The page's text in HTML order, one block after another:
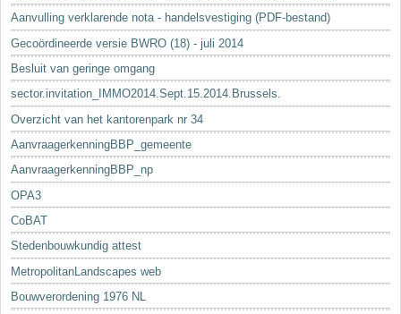
Aanvulling verklarende nota - handelsvestiging (PDF-bestand)
Gecoördineerde versie BWRO (18) - juli 2014
Besluit van geringe omgang
sector.invitation_IMMO2014.Sept.15.2014.Brussels.
Overzicht van het kantorenpark nr 34
AanvraagerkenningBBP_gemeente
AanvraagerkenningBBP_np
OPA3
CoBAT
Stedenbouwkundig attest
MetropolitanLandscapes web
Bouwverordening 1976 NL